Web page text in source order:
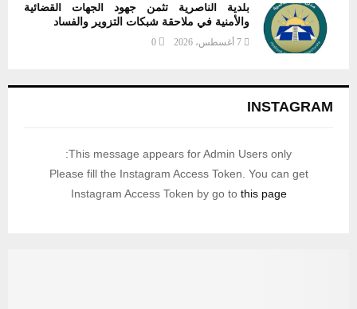
بلدية الناصرية تثمن جهود الجهات القضائية
والأمنية في ملاحقة شبكات التزوير والفساد
7 أغسطس، 2026 0
INSTAGRAM
This message appears for Admin Users only:
Please fill the Instagram Access Token. You can get
Instagram Access Token by go to this page